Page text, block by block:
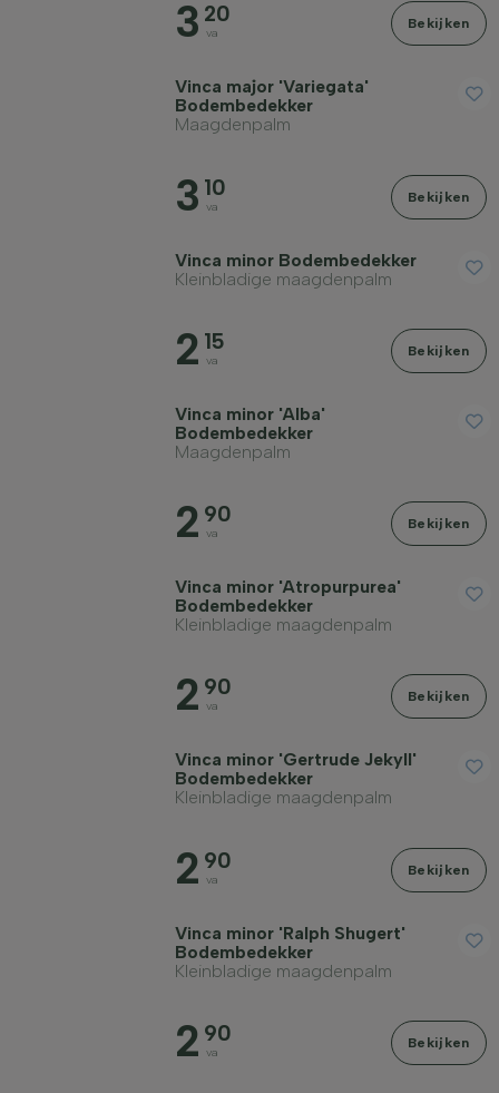
3 20
va
Bekijken
Vinca major 'Variegata'
Bodembedekker
Maagdenpalm
3 10
va
Bekijken
Vinca minor Bodembedekker
Kleinbladige maagdenpalm
2 15
va
Bekijken
Vinca minor 'Alba'
Bodembedekker
Maagdenpalm
2 90
va
Bekijken
Vinca minor 'Atropurpurea'
Bodembedekker
Kleinbladige maagdenpalm
2 90
va
Bekijken
Vinca minor 'Gertrude Jekyll'
Bodembedekker
Kleinbladige maagdenpalm
2 90
va
Bekijken
Vinca minor 'Ralph Shugert'
Bodembedekker
Kleinbladige maagdenpalm
2 90
va
Bekijken